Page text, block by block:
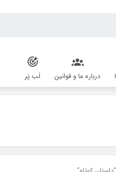
درباره ما و قوانین لَب پَر